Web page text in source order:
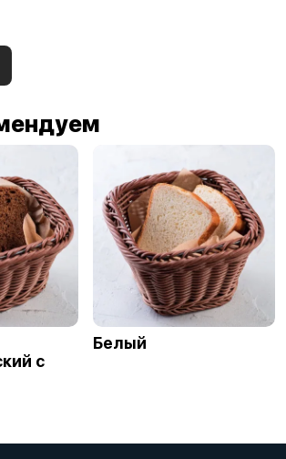
с
Белый